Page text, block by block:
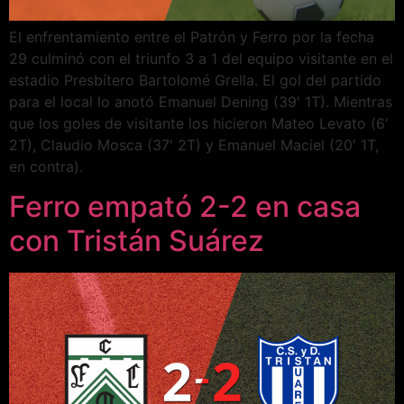
El enfrentamiento entre el Patrón y Ferro por la fecha
29 culminó con el triunfo 3 a 1 del equipo visitante en el
estadio Presbítero Bartolomé Grella. El gol del partido
para el local lo anotó Emanuel Dening (39′ 1T). Mientras
que los goles de visitante los hicieron Mateo Levato (6′
2T), Claudio Mosca (37′ 2T) y Emanuel Maciel (20′ 1T,
en contra).
Ferro empató 2-2 en casa
con Tristán Suárez